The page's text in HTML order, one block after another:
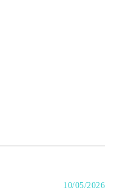
10/05/2026